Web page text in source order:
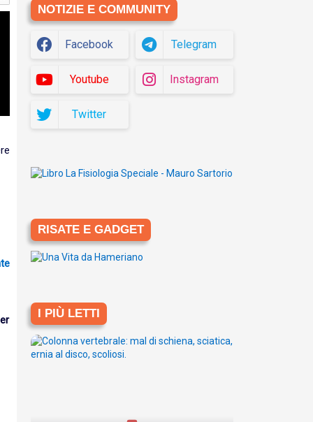
NOTIZIE E COMMUNITY
Facebook Telegram
Youtube Instagram
Twitter
RISATE E GADGET
I PIÙ LETTI